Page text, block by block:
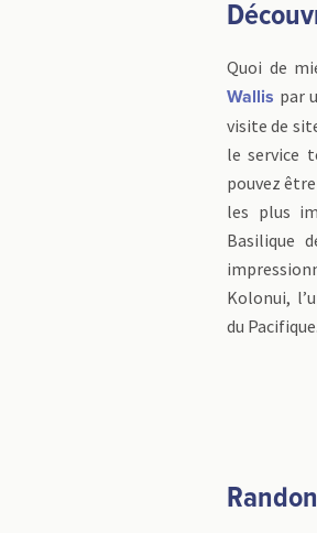
Quoi de
Wallis par
visite de
le service
pouvez
les plus
Basilique
Kolonui,
du Pacifique.